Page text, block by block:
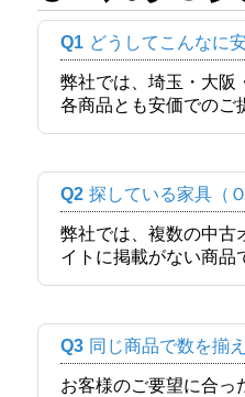
Q1 どうしてこんなに
弊社では、埼玉・大阪
各商品とも安価でのご
Q2 探している家具（
弊社では、複数の中古
イトに掲載がない商品
Q3 同じ商品で数を揃
お客様のご要望に合っ